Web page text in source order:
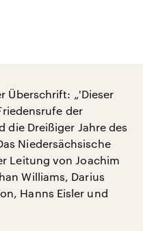
Überschrift: „'Dieser
der
die Dreißiger Jahre des
Niedersächsische
Leitung von Joachim
Williams, Darius
Hanns Eisler und